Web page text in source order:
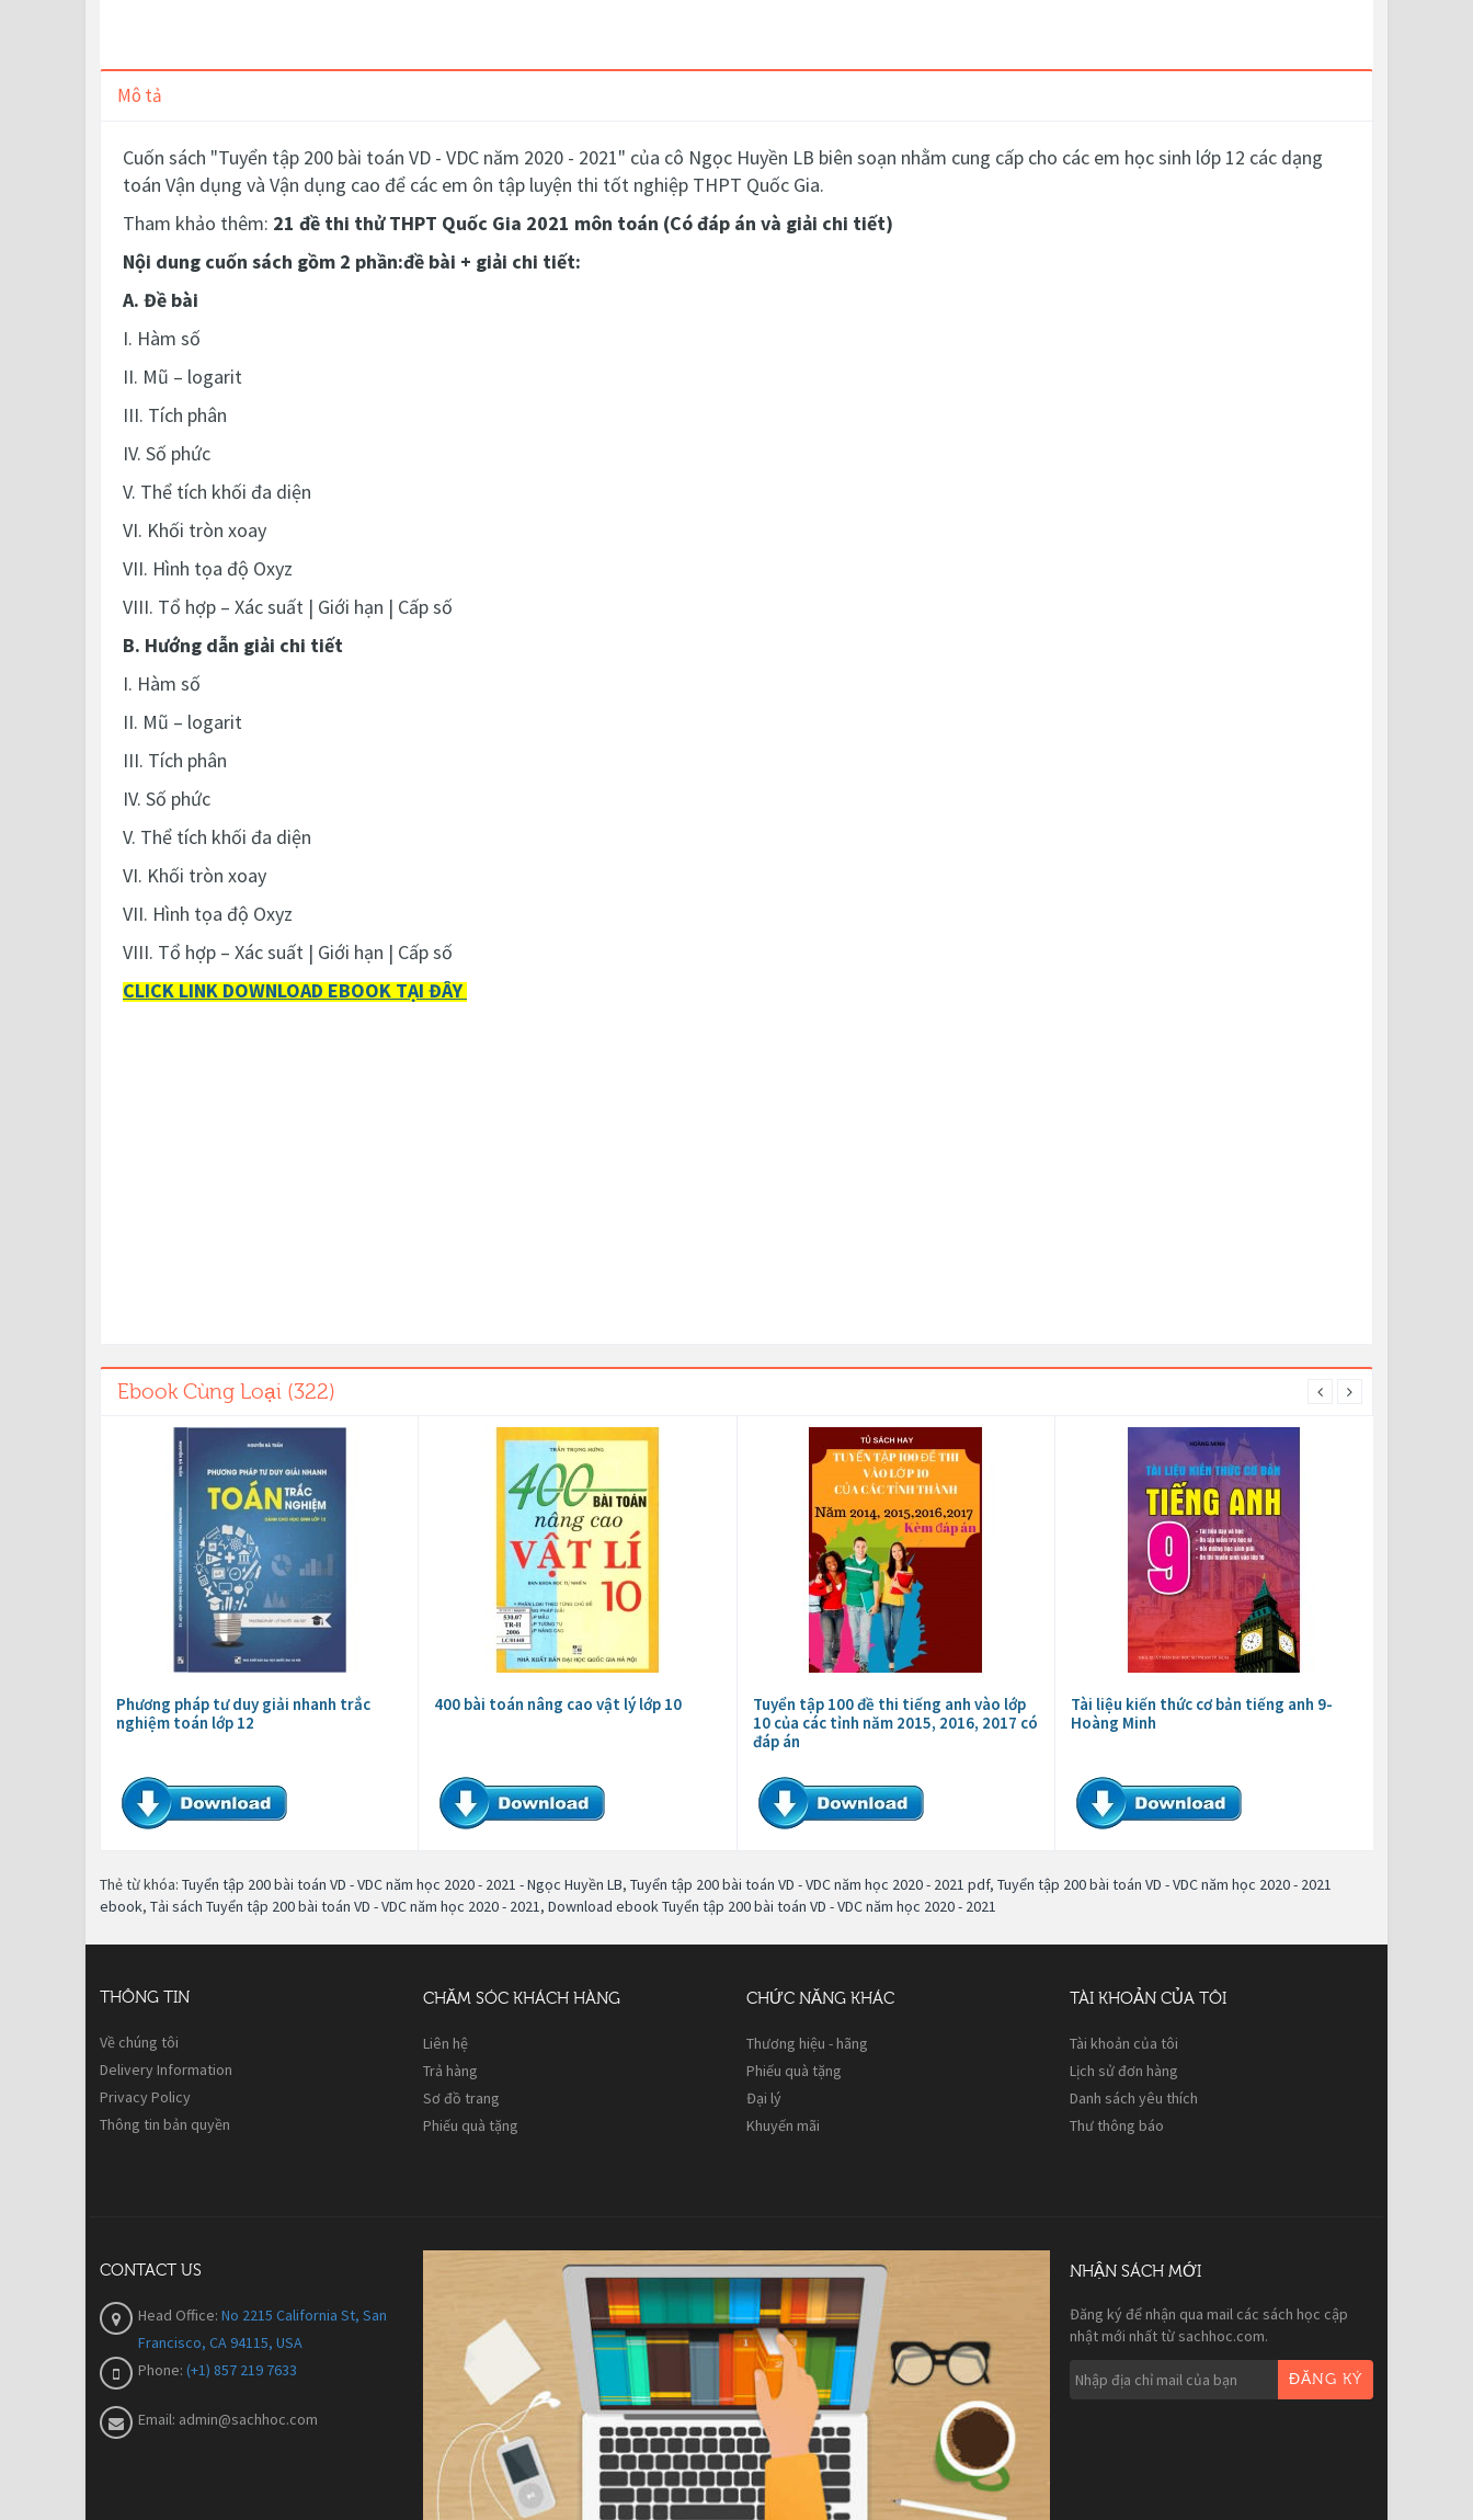
Mô tả
Cuốn sách "Tuyển tập 200 bài toán VD - VDC năm 2020 - 2021" của cô Ngọc Huyền LB biên soạn nhằm cung cấp cho các em học sinh lớp 12 các dạng
toán Vận dụng và Vận dụng cao để các em ôn tập luyện thi tốt nghiệp THPT Quốc Gia.
Tham khảo thêm: 21 đề thi thử THPT Quốc Gia 2021 môn toán (Có đáp án và giải chi tiết)
Nội dung cuốn sách gồm 2 phần:đề bài + giải chi tiết:
A. Đề bài
I. Hàm số
II. Mũ – logarit
III. Tích phân
IV. Số phức
V. Thể tích khối đa diện
VI. Khối tròn xoay
VII. Hình tọa độ Oxyz
VIII. Tổ hợp – Xác suất | Giới hạn | Cấp số
B. Hướng dẫn giải chi tiết
I. Hàm số
II. Mũ – logarit
III. Tích phân
IV. Số phức
V. Thể tích khối đa diện
VI. Khối tròn xoay
VII. Hình tọa độ Oxyz
VIII. Tổ hợp – Xác suất | Giới hạn | Cấp số
CLICK LINK DOWNLOAD EBOOK TẠI ĐÂY
Ebook Cùng Loại (322)
Phương pháp tư duy giải nhanh trắc
nghiệm toán lớp 12
400 bài toán nâng cao vật lý lớp 10
Tuyển tập 100 đề thi tiếng anh vào lớp
10 của các tỉnh năm 2015, 2016, 2017 có
đáp án
Tài liệu kiến thức cơ bản tiếng anh 9-
Hoàng Minh
Thẻ từ khóa: Tuyển tập 200 bài toán VD - VDC năm học 2020 - 2021 - Ngọc Huyền LB, Tuyển tập 200 bài toán VD - VDC năm học 2020 - 2021 pdf, Tuyển tập 200 bài toán VD - VDC năm học 2020 - 2021
ebook, Tải sách Tuyển tập 200 bài toán VD - VDC năm học 2020 - 2021, Download ebook Tuyển tập 200 bài toán VD - VDC năm học 2020 - 2021
THÔNG TIN
Về chúng tôi
Delivery Information
Privacy Policy
Thông tin bản quyền
CHĂM SÓC KHÁCH HÀNG
Liên hệ
Trả hàng
Sơ đồ trang
Phiếu quà tặng
CHỨC NĂNG KHÁC
Thương hiệu - hãng
Phiếu quà tặng
Đại lý
Khuyến mãi
TÀI KHOẢN CỦA TÔI
Tài khoản của tôi
Lịch sử đơn hàng
Danh sách yêu thích
Thư thông báo
CONTACT US
Head Office: No 2215 California St, San
Francisco, CA 94115, USA
Phone: (+1) 857 219 7633
Email: admin@sachhoc.com
NHẬN SÁCH MỚI
Đăng ký để nhận qua mail các sách học cập
nhật mới nhất từ sachhoc.com.
ĐĂNG KÝ